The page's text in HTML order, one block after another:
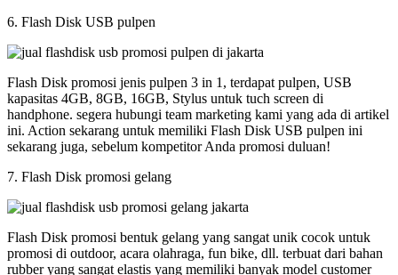
6. Flash Disk USB pulpen
Flash Disk promosi jenis pulpen 3 in 1, terdapat pulpen, USB
kapasitas 4GB, 8GB, 16GB, Stylus untuk tuch screen di
handphone. segera hubungi team marketing kami yang ada di artikel
ini. Action sekarang untuk memiliki Flash Disk USB pulpen ini
sekarang juga, sebelum kompetitor Anda promosi duluan!
7. Flash Disk promosi gelang
Flash Disk promosi bentuk gelang yang sangat unik cocok untuk
promosi di outdoor, acara olahraga, fun bike, dll. terbuat dari bahan
rubber yang sangat elastis yang memiliki banyak model customer